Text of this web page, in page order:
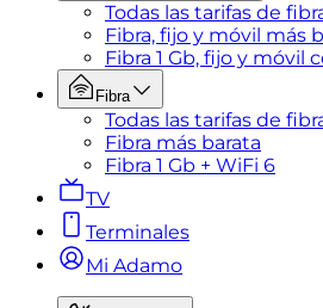
Todas las tarifas de
Fibra, fijo y móvil más
Fibra 1 Gb, fijo y móvil
Fibra
Todas las tarifas de
Fibra más barata
Fibra 1 Gb + WiFi 6
TV
Terminales
Mi Adamo